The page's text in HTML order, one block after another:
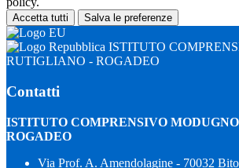
Accetta tutti Salva le preferenze
ISTITUTO
RUTIGLIANO - ROGADEO
Contatti
ISTITUTO COMPRENSIVO
ROGADEO
Via Prof. A. Amendolagine - 70032